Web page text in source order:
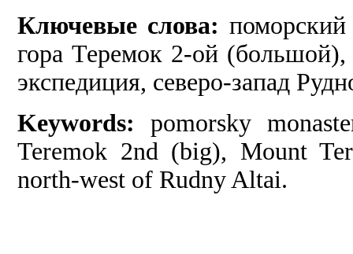
Ключевые слова:
гора Теремок 2-ой
экспедиция, северо-запад
Keywords: pomorsky
Teremok 2nd (big), Mount
north-west of Rudny Altai.